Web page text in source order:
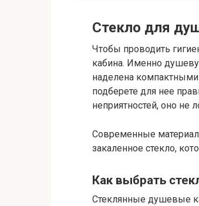
Стекло для
Чтобы проводить
кабина. Именно
наделена
подберете для нее
неприятностей, оно не
Современные
закаленное стекло,
Как выбрать
Стеклянные душевые